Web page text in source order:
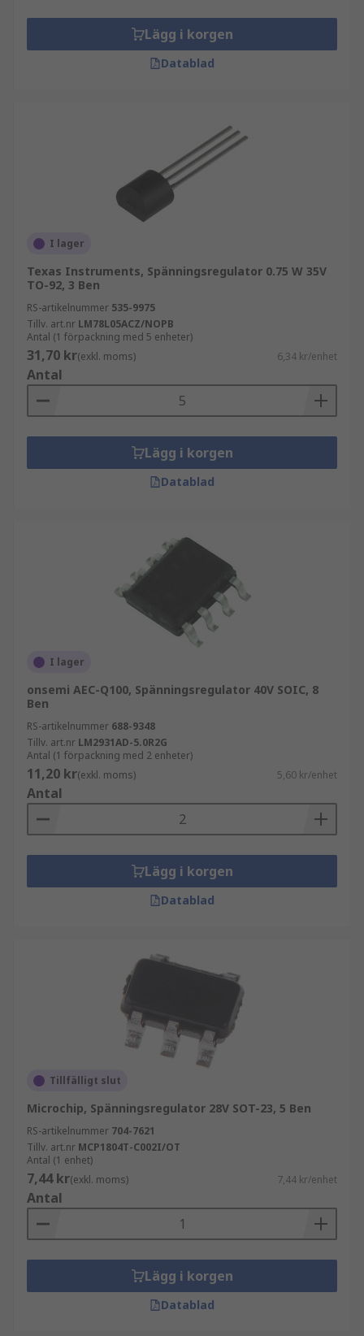
Lägg i korgen
Datablad
I lager
Texas Instruments, Spänningsregulator 0.75 W 35V
TO-92, 3 Ben
RS-artikelnummer 535-9975
Tillv. art.nr LM78L05ACZ/NOPB
Antal (1 förpackning med 5 enheter)
31,70 kr(exkl. moms) 6,34 kr/enhet
Antal
Lägg i korgen
Datablad
I lager
onsemi AEC-Q100, Spänningsregulator 40V SOIC, 8
Ben
RS-artikelnummer 688-9348
Tillv. art.nr LM2931AD-5.0R2G
Antal (1 förpackning med 2 enheter)
11,20 kr(exkl. moms) 5,60 kr/enhet
Antal
Lägg i korgen
Datablad
Tillfälligt slut
Microchip, Spänningsregulator 28V SOT-23, 5 Ben
RS-artikelnummer 704-7621
Tillv. art.nr MCP1804T-C002I/OT
Antal (1 enhet)
7,44 kr(exkl. moms) 7,44 kr/enhet
Antal
Lägg i korgen
Datablad